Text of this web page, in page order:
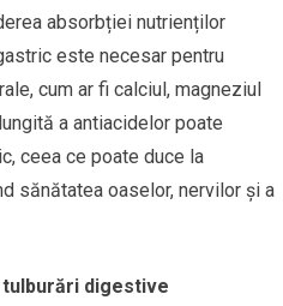
absorbției nutrienților
este necesar pentru
cum ar fi calciul, magneziul
a antiacidelor poate
ceea ce poate duce la
sănătatea oaselor, nervilor și a
digestive